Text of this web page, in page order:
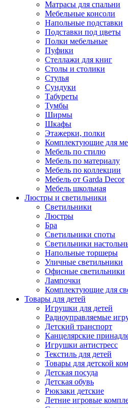
Матрасы для спальни
Мебельные консоли
Напольные подставки
Подставки под цветы
Полки мебельные
Пуфики
Стеллажи для книг
Столы и столики
Стулья
Сундуки
Табуреты
Тумбы
Ширмы
Шкафы
Этажерки, полки
Комплектующие для
Мебель по стилю
Мебель по материалу
Мебель по коллекции
Мебель от Garda Decor
Мебель школьная
Люстры и светильники
Светильники
Люстры
Бра
Светильники споты
Светильники
Напольные торшеры
Уличные светильники
Офисные светильники
Лампочки
Комплектующие для
Товары для детей
Игрушки для детей
Радиоуправляемые
Детский транспорт
Канцелярские
Игрушки антистресс
Текстиль для детей
Товары для детской
Детская посуда
Детская обувь
Рюкзаки детские
Летние игровые